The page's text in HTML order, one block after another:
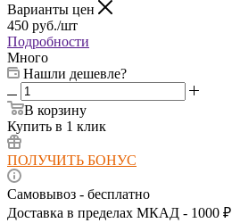
Варианты цен
450 руб./шт
Подробности
Много
Нашли дешевле?
В корзину
Купить в 1 клик
ПОЛУЧИТЬ БОНУС
Самовывоз - бесплатно
Доставка в пределах МКАД - 1000 ₽